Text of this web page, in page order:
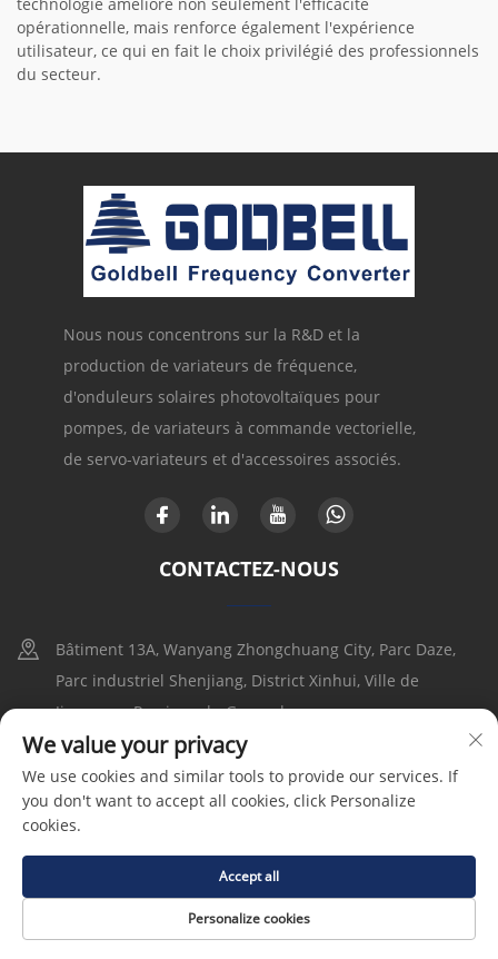
opérationnelle, mais renforce également l'expérience
utilisateur, ce qui en fait le choix privilégié des professionnels
du secteur.
Nous nous concentrons sur la R&D et la
production de variateurs de fréquence,
d'onduleurs solaires photovoltaïques pour
pompes, de variateurs à commande vectorielle,
de servo-variateurs et d'accessoires associés.
CONTACTEZ-NOUS
Bâtiment 13A, Wanyang Zhongchuang City, Parc Daze,
Parc industriel Shenjiang, District Xinhui, Ville de
Jiangmen, Province du Guangdong
+86-17316086390
[email protected]
Droits d'auteur © 2025 Goldbell Electric Drives and Controls
(Shenzhen) Co., Ltd | Politique de confidentialité
We value your privacy
We use cookies and similar tools to provide our services. If
you don't want to accept all cookies, click Personalize
cookies.
Personalize cookies
Accept all